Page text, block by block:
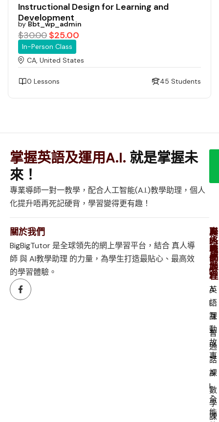
Instructional Design for Learning and
Development
by Bbt_wp_admin
$30.00 $25.00
In-Person Class
CA, United States
0 Lessons 45 Students
掌握英語及運用A.I. 就是掌握未
來！
專業導師一對一教學，配合人工智能(A.I.)教學助理，個人
化提升唔再死記硬背，學習變得更有趣！
關於我們
BigBigTutor 是全球領先的網上學習平台，結合 真人導
師 與 AI教學助理 的力量，為學生打造最貼心、最高效
的學習體驗。
真
人
導
師
課
程
英
語
課
普
通
話
課
數
學
課
A
I
較
學
助
理
A
I
互
動
故
事
A
I
全
能
聯
絡
我
們